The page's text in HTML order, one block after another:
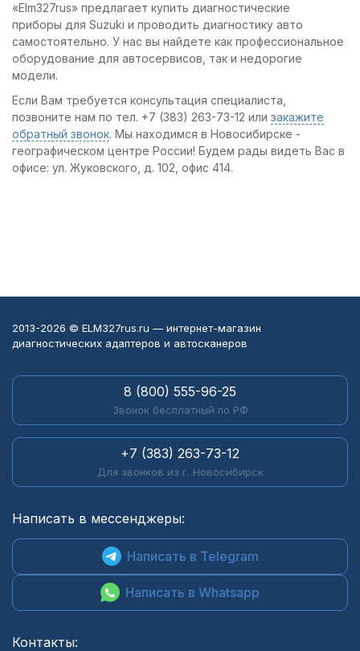
«Elm327rus» предлагает купить диагностические
приборы для Suzuki и проводить диагностику авто
самостоятельно. У нас вы найдете как профессиональное
оборудование для автосервисов, так и недорогие
модели.
Если Вам требуется консультация специалиста,
позвоните нам по тел. +7 (383) 263-73-12 или закажите
обратный звонок. Мы находимся в Новосибирске -
географическом центре России! Будем рады видеть Вас в
офисе: ул. Жуковского, д. 102, офис 414.
2013-2026 © ELM327rus.ru — интернет-магазин
диагностических адаптеров и автосканеров
8 (800) 555-96-25
Звонок бесплатный по РФ
+7 (383) 263-73-12
Для звонков из г. Новосибирск
Написать в мессенджеры:
Написать в Telegram
Написать в Whatsapp
Контакты: